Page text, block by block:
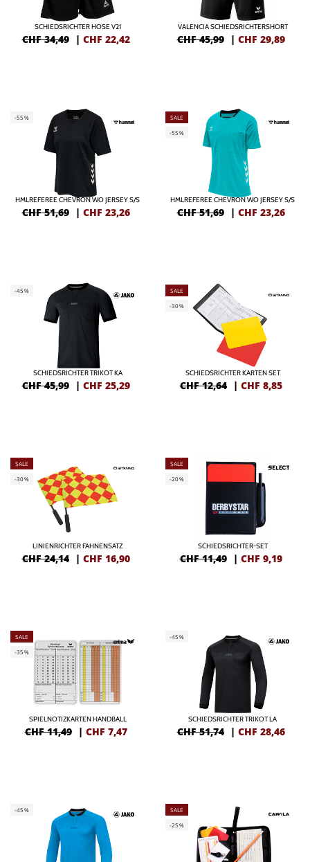
SCHIEDSRICHTER HOSE V21
CHF 34,49 | CHF 22,42
VALENCIA SCHIEDSRICHTERSHORT
CHF 45,99 | CHF 29,89
-55%
HMLREFEREE CHEVRON WO JERSEY S/S
CHF 51,69 | CHF 23,26
SALE
-55%
HMLREFEREE CHEVRON WO JERSEY S/S
CHF 51,69 | CHF 23,26
-45%
SCHIEDSRICHTER TRIKOT KA
CHF 45,99 | CHF 25,29
SALE
-30%
SCHIEDSRICHTER KARTEN SET
CHF 12,64 | CHF 8,85
SALE
-30%
LINIENRICHTER FAHNENSATZ
CHF 24,14 | CHF 16,90
SALE
-20%
SCHIEDSRICHTER-SET
CHF 11,49 | CHF 9,19
SALE
-35%
SPIELNOTIZKARTEN HANDBALL
CHF 11,49 | CHF 7,47
-45%
SCHIEDSRICHTER TRIKOT LA
CHF 51,74 | CHF 28,46
-45%
SALE
-25%